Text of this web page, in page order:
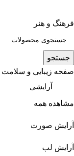
فرهنگ و هنر
جستجو
صفحه زیبایی و سلامت
آرایشی
مشاهده همه
آرایش صورت
آرایش لب